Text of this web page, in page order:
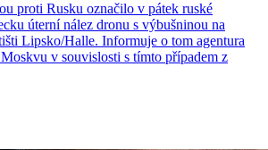
proti Rusku označilo v pátek ruské
úterní nález dronu s výbušninou na
Lipsko/Halle. Informuje o tom agentura
v souvislosti s tímto případem z